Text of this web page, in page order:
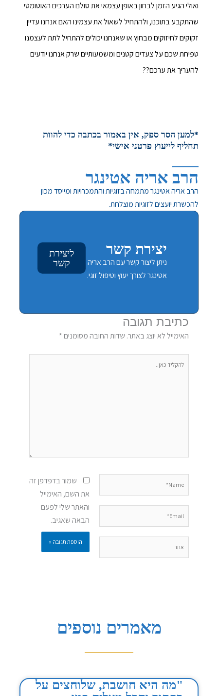
ואולי הגיע הזמן לבחון באופן עצמאי את סולם הערכים האוטומטי
שהתקבע בתוכנו, ולהתחיל לשאול את עצמינו האם אנחנו עדיין
זקוקים לחיזוקים מבחוץ או שאנחנו יכולים להתחיל לתת לעצמנו
טפיחת שכם על צעדים קטנים ומשמעותיים שרק אנחנו יודעים
להעריך את ערכם??
*למען הסר ספק, אין באמור בכתבה כדי להוות
תחליף לייעוץ פרטני אישי*
הרב אריה אטינגר
הרב אריה אטינגר מתמחה בזוגיות והתמכרויות ומייסד מכון
להכשרת יועצים לזוגיות מוצלחת.
יצירת קשר
ניתן ליצור קשר עם הרב אריה
אטינגר לצורך יעוץ וטיפול זוגי.
ליצירת
קשר
כתיבת תגובה
האימייל לא יוצג באתר. שדות החובה מסומנים*
להקליד
שמור בדפדפן זה
את השם, האימייל
והאתר שלי לפעם
הבאה שאגיב.
מאמרים נוספים
"מה היא חושבת, שלוחצים על